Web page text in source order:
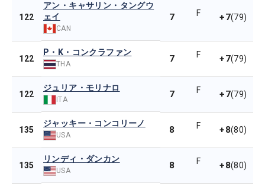
122
アン・キャサリン・タングウ
ェイ
CAN
7 F +7(79)
122
P・K・コンクラファン
THA 7 F +7(79)
122
ジュリア・モリナロ
ITA 7 F +7(79)
135
ジャッキー・コンコリーノ
USA 8 F +8(80)
135
リンディ・ダンカン
USA 8 F +8(80)